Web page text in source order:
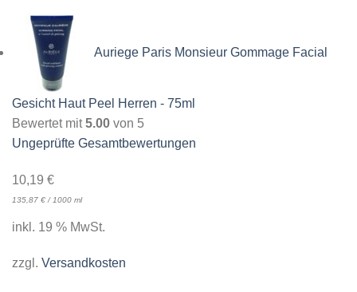
Auriege Paris Monsieur Gommage Facial
Gesicht Haut Peel Herren - 75ml
Bewertet mit5.00 von 5
Ungeprüfte Gesamtbewertungen
10,19 €
135,87 € / 1000 ml
inkl. 19 % MwSt.
zzgl. Versandkosten